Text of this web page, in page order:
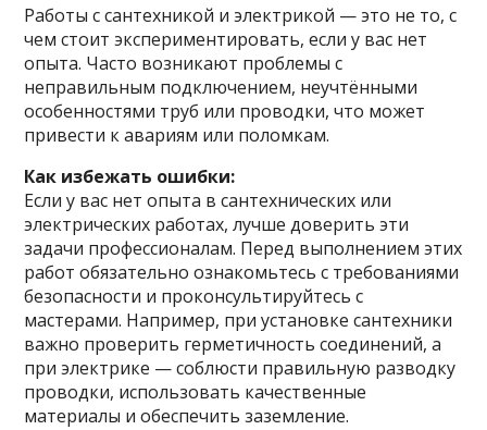
Работы с сантехникой и электрикой — это не то, с
чем стоит экспериментировать, если у вас нет
опыта. Часто возникают проблемы с
неправильным подключением, неучтёнными
особенностями труб или проводки, что может
привести к авариям или поломкам.
Как избежать ошибки:
Если у вас нет опыта в сантехнических или
электрических работах, лучше доверить эти
задачи профессионалам. Перед выполнением этих
работ обязательно ознакомьтесь с требованиями
безопасности и проконсультируйтесь с
мастерами. Например, при установке сантехники
важно проверить герметичность соединений, а
при электрике — соблюсти правильную разводку
проводки, использовать качественные
материалы и обеспечить заземление.